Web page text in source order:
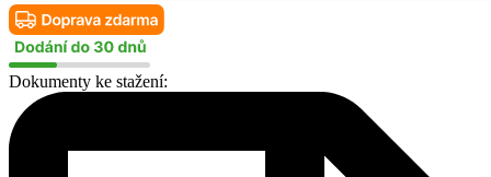
Dokumenty ke stažení: